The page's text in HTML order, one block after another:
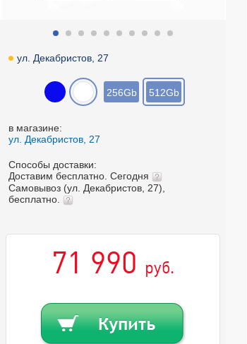
ул. Декабристов, 27
256Gb 512Gb
в магазине:
ул. Декабристов, 27
Способы доставки:
Доставим бесплатно. Сегодня
Самовывоз (ул. Декабристов, 27),
бесплатно.
71 990 руб.